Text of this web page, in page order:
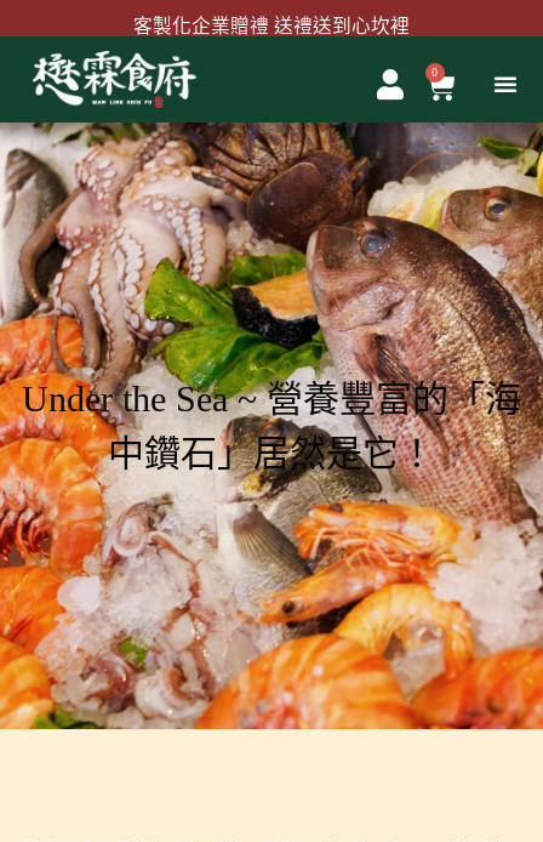
至
內
容
客製化企業贈禮 送禮送到心坎裡
首購結帳輸入『MAWLINK100』現折100元
0
購
物
籃
Under the Sea ~ 營養豐富的「海
中鑽石」居然是它！